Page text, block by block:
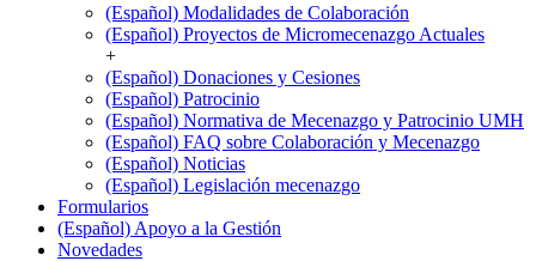
(Español) Modalidades de Colaboración
(Español) Proyectos de Micromecenazgo Actuales
+
(Español) Donaciones y Cesiones
(Español) Patrocinio
(Español) Normativa de Mecenazgo y Patrocinio UMH
(Español) FAQ sobre Colaboración y Mecenazgo
(Español) Noticias
(Español) Legislación mecenazgo
Formularios
(Español) Apoyo a la Gestión
Novedades